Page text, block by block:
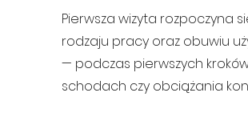
Pierwsza wizyta rozpoczyna
rodzaju pracy oraz obuwiu
— podczas pierwszych
schodach czy obciążania